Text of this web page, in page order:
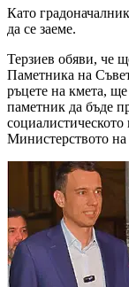
Като
да се заеме.
Терзиев обяви, че
Паметника на
ръцете на кмета,
паметник да бъде
Министерството на